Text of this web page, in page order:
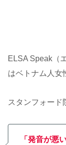
ELSA Speak（
はベトナム人女
スタンフォード
「発音が悪